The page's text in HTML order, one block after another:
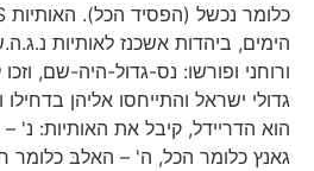
הימים, ביהדות אשכנז לאותיות
ורוחני ופורשו: נס-גדול-היה-שם, וזכו
גדולי ישראל והתייחסו אליהן בדחילו
הוא הדריידל, קיבל את האותיות: נ' –
גאנץ כלומר הכל, ה' – האלבּ כלומר